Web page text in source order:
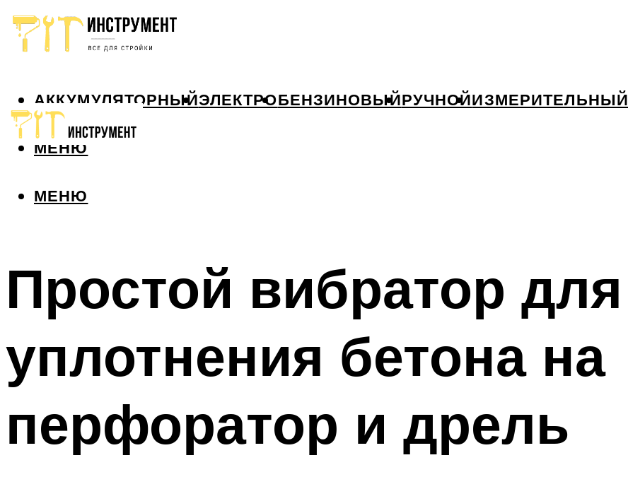
АККУМУЛЯТОРНЫЙЭЛЕКТРОБЕНЗИНОВЫЙРУЧНОЙИЗМЕРИТЕЛЬНЫЙ
МЕНЮ
МЕНЮ
Простой вибратор для
уплотнения бетона на
перфоратор и дрель